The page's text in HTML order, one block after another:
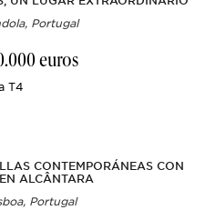
Portugal
euros
T4
CONTEMPORÁNEAS CON
ALCÂNTARA
Portugal